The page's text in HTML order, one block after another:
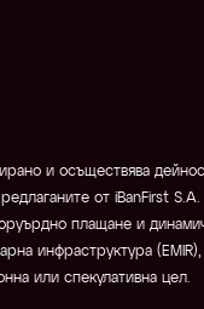
и осъществява
от iBanFirst
плащане и
инфраструктура
или спекулативна цел.